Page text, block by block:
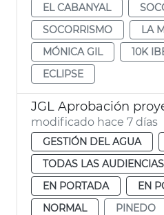
EL CABANYAL
SOCORRISMO
LA
MÓNICA GIL
10K
ECLIPSE
modificado hace 7 días
GESTIÓN DEL AGUA
TODAS LAS AUDIENCIAS
EN PORTADA
EN
NORMAL
PINEDO